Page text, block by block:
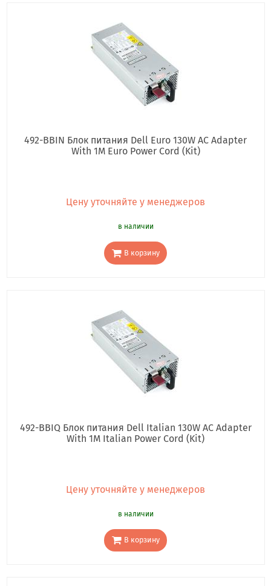
492-BBIN Блок питания Dell Euro 130W AC Adapter
With 1M Euro Power Cord (Kit)
Цену уточняйте у менеджеров
в наличии
В корзину
492-BBIQ Блок питания Dell Italian 130W AC Adapter
With 1M Italian Power Cord (Kit)
Цену уточняйте у менеджеров
в наличии
В корзину